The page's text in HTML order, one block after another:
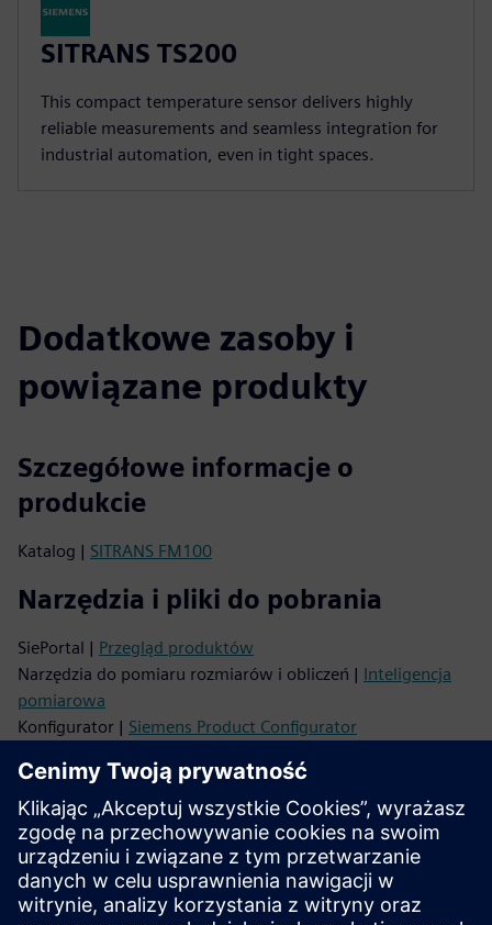
SITRANS TS200
This compact temperature sensor delivers highly
reliable measurements and seamless integration for
industrial automation, even in tight spaces.
Dodatkowe zasoby i
powiązane produkty
Szczegółowe informacje o
produkcie
Katalog | SITRANS FM100
Narzędzia i pliki do pobrania
SiePortal | Przegląd produktów
Narzędzia do pomiaru rozmiarów i obliczeń | Inteligencja
pomiarowa
Konfigurator | Siemens Product Configurator
Dane CAx |
Menedżer pobierania CAx
Nagrania wideo |YouTube
Pomoc
Wsparcie online |Wszystkie produkty